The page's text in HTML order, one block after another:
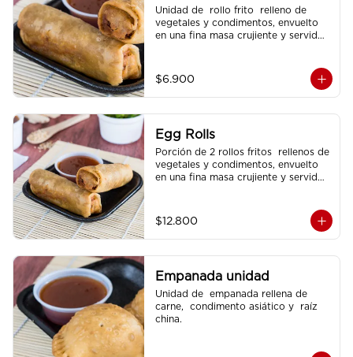
Unidad de  rollo frito  relleno de
vegetales y condimentos, envuelto
en una fina masa crujiente y servido
$6.900
Egg Rolls
Porción de 2 rollos fritos  rellenos de
vegetales y condimentos, envuelto
en una fina masa crujiente y servidos
$12.800
Empanada unidad
Unidad de  empanada rellena de
carne,  condimento asiático y  raíz
china.